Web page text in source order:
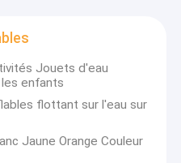
Jouets d'eau
enfants
flottant sur l'eau sur
Jaune Orange Couleur
Equipment
enregistré en tant que